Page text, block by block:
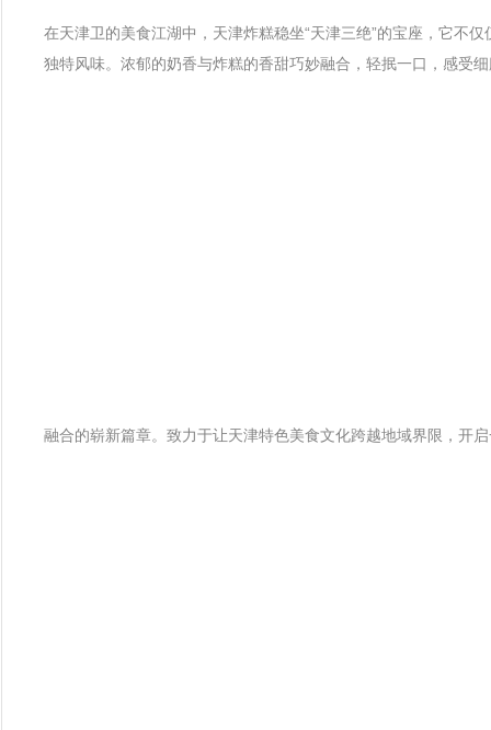
在天津卫的美食江湖中，天津炸糕稳坐“天津三绝”的宝座，它不
独特风味。浓郁的奶香与炸糕的香甜巧妙融合，轻抿一口，感受
融合的崭新篇章。致力于让天津特色美食文化跨越地域界限，开